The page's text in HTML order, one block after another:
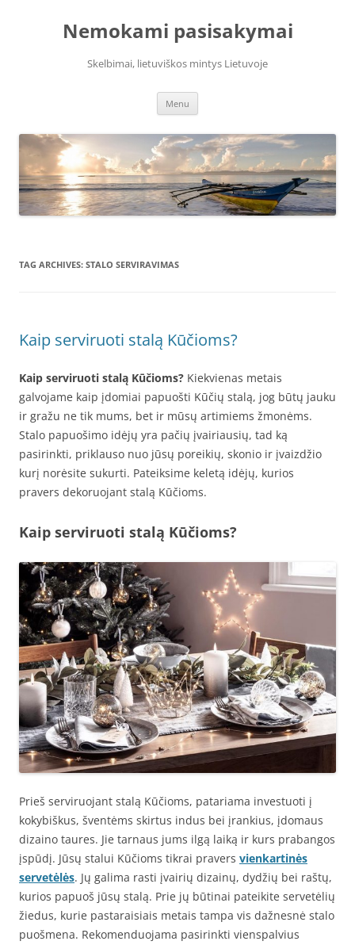
Nemokami pasisakymai
Skelbimai, lietuviškos mintys Lietuvoje
Menu
TAG ARCHIVES: STALO SERVIRAVIMAS
Kaip serviruoti stalą Kūčioms?
Kaip serviruoti stalą Kūčioms? Kiekvienas metais
galvojame kaip įdomiai papuošti Kūčių stalą, jog būtų jauku
ir gražu ne tik mums, bet ir mūsų artimiems žmonėms.
Stalo papuošimo idėjų yra pačių įvairiausių, tad ką
pasirinkti, priklauso nuo jūsų poreikių, skonio ir įvaizdžio
kurį norėsite sukurti. Pateiksime keletą idėjų, kurios
pravers dekoruojant stalą Kūčioms.
Kaip serviruoti stalą Kūčioms?
Prieš serviruojant stalą Kūčioms, patariama investuoti į
kokybiškus, šventėms skirtus indus bei įrankius, įdomaus
dizaino taures. Jie tarnaus jums ilgą laiką ir kurs prabangos
įspūdį. Jūsų stalui Kūčioms tikrai pravers vienkartinės
servetėlės. Jų galima rasti įvairių dizainų, dydžių bei raštų,
kurios papuoš jūsų stalą. Prie jų būtinai pateikite servetėlių
žiedus, kurie pastaraisiais metais tampa vis dažnesnė stalo
puošmena. Rekomenduojama pasirinkti vienspalvius